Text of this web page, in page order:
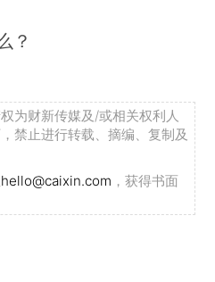
？
为财新传媒及/或相关权利人
禁止进行转载、摘编、复制及
hello@caixin.com ，获得书面